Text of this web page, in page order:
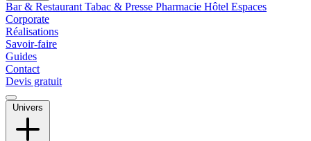
Bar & Restaurant Tabac & Presse Pharmacie Hôtel Espaces
Corporate
Réalisations
Savoir-faire
Guides
Contact
Devis gratuit
Univers